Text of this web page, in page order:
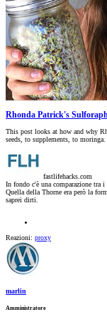
Rhonda Patrick's
This post looks at how and why
seeds, to supplements, to moringa.
fastlifehacks.com
In fondo c'è una comparazione
Quella della Thorne era però la
saprei dirti.
Reazioni: proxy
marlin
Amministratore